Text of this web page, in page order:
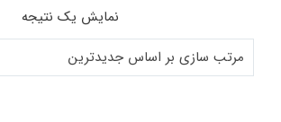
نمایش یک نتیجه
مرتب سازی بر اساس جدیدترین